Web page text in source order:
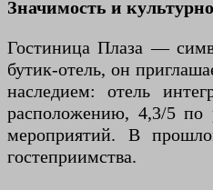
Значимость и
Гостиница Плаза —
бутик-отель, он
наследием: отель
расположению, 4,3/5 по
мероприятий. В
гостеприимства.